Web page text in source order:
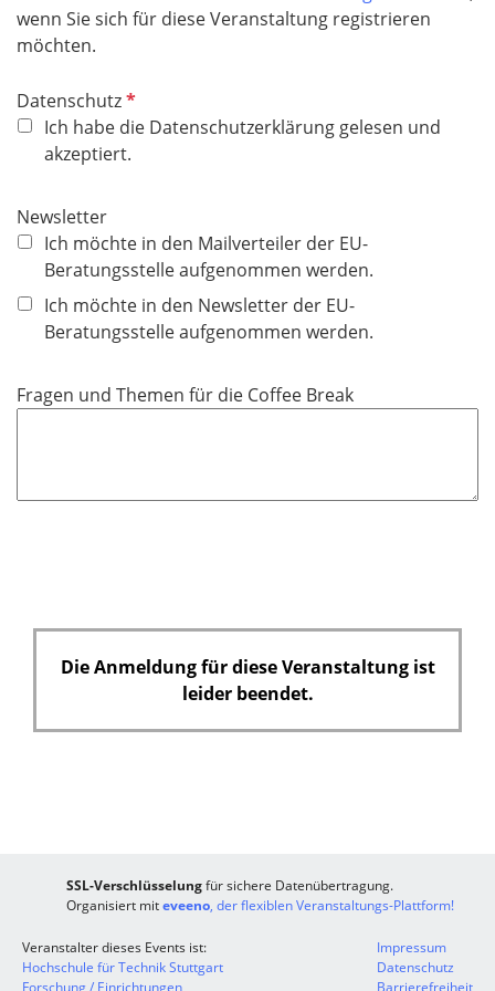
l
h
t
e
l
d
wenn Sie sich für diese Veranstaltung registrieren
möchten.
DatenschutzP
f
l
h
f
e
l
Ich habe die Datenschutzerklärung gelesen und
akzeptiert.
Newsletter
Ich möchte in den Mailverteiler der EU-
Beratungsstelle aufgenommen werden.
Ich möchte in den Newsletter der EU-
Beratungsstelle aufgenommen werden.
Fragen und Themen für die Coffee Break
Die Anmeldung für diese Veranstaltung ist
leider beendet.
SSL-Verschlüsselungfür sichere Datenübertragung.
Organisiert miteveeno, der flexiblen Veranstaltungs-Plattform!
Veranstalter dieses Events ist:
Hochschule für Technik Stuttgart
Forschung / Einrichtungen
Impressum
Datenschutz
Barrierefreiheit